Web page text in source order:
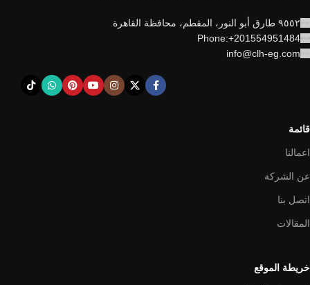
٩٥٥٢ طارق أبو النور، المقطم، محافظة القاهرة
Phone:+201554951484
info@clh-eg.com
قائمة
اعمالنا
عن الشركة
اتصل بنا
المقالات
خريطة الموقع